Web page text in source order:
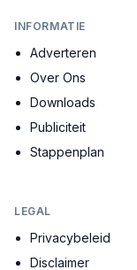
INFORMATIE
Adverteren
Over Ons
Downloads
Publiciteit
Stappenplan
LEGAL
Privacybeleid
Disclaimer